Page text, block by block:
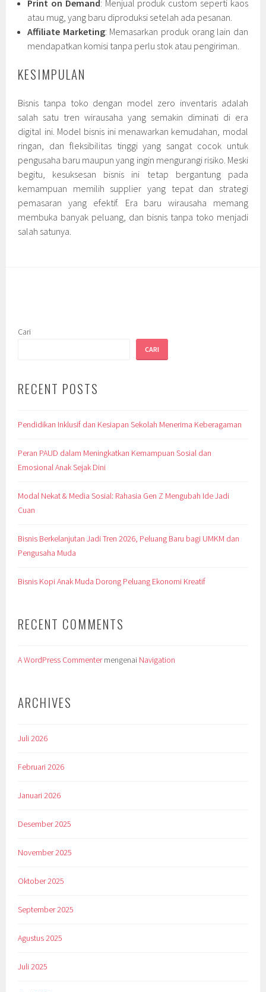
Print on Demand : Menjual produk custom seperti kaos
atau mug, yang baru diproduksi setelah ada pesanan.
Affiliate Marketing: Memasarkan produk orang lain dan
mendapatkan komisi tanpa perlu stok atau pengiriman.
KESIMPULAN
Bisnis tanpa toko dengan model zero inventaris adalah
salah satu tren wirausaha yang semakin diminati di era
digital ini. Model bisnis ini menawarkan kemudahan, modal
ringan, dan fleksibilitas tinggi yang sangat cocok untuk
pengusaha baru maupun yang ingin mengurangi risiko. Meski
begitu, kesuksesan bisnis ini tetap bergantung pada
kemampuan memilih supplier yang tepat dan strategi
pemasaran yang efektif. Era baru wirausaha memang
membuka banyak peluang, dan bisnis tanpa toko menjadi
salah satunya.
Cari
CARI
RECENT POSTS
Pendidikan Inklusif dan Kesiapan Sekolah Menerima Keberagaman
Peran PAUD dalam Meningkatkan Kemampuan Sosial dan
Emosional Anak Sejak Dini
Modal Nekat & Media Sosial: Rahasia Gen Z Mengubah Ide Jadi
Cuan
Bisnis Berkelanjutan Jadi Tren 2026, Peluang Baru bagi UMKM dan
Pengusaha Muda
Bisnis Kopi Anak Muda Dorong Peluang Ekonomi Kreatif
RECENT COMMENTS
A WordPress Commentermengenai Navigation
ARCHIVES
Juli 2026
Februari 2026
Januari 2026
Desember 2025
November 2025
Oktober 2025
September 2025
Agustus 2025
Juli 2025